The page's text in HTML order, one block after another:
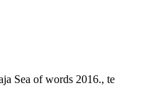
Sea of words 2016., te